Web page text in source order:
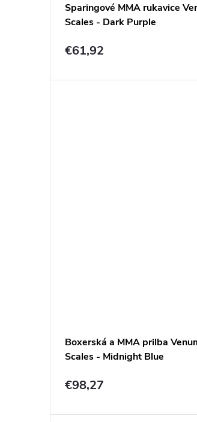
Sparingové MMA rukavice
Scales - Dark Purple
€61,92
Boxerská a MMA prilba
Scales - Midnight Blue
€98,27